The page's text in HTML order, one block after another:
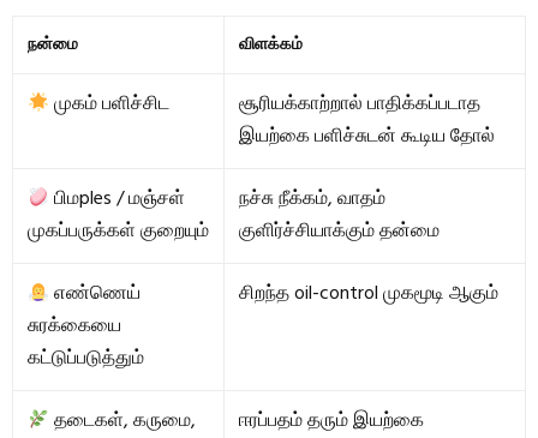
நன்மை விளக்கம்
முகம் பளிச்சிட
சூரியக்காற்றால் பாதிக்கப்படாத
இயற்கை பளிச்சுடன் கூடிய தோல்
பிமples / மஞ்சள்
முகப்பருக்கள் குறையும்
நச்சு நீக்கம், வாதம்
குளிர்ச்சியாக்கும் தன்மை
எண்ணெய்
சுரக்கையை
கட்டுப்படுத்தும்
சிறந்த oil-control முகமூடி ஆகும்
தடைகள், கருமை,
ஈரப்பதம் தரும் இயற்கை